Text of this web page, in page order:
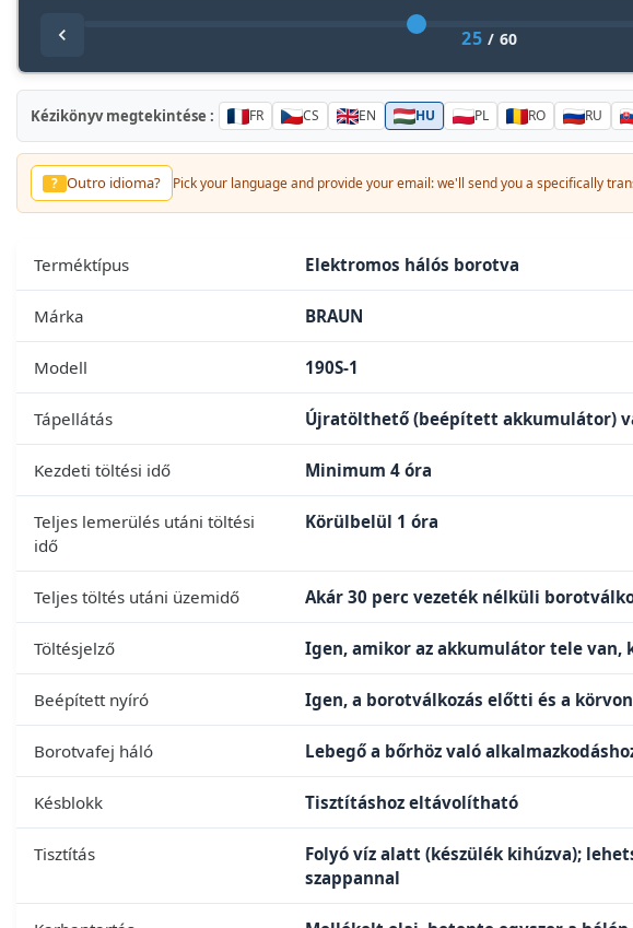
25 / 60
Kézikönyv megtekintése : FR CS EN HU PL RO RU
? Outro idioma? Pick your language and provide your email: we'll send you a specifically
Terméktípus Elektromos hálós borotva
Márka BRAUN
Modell 190S-1
Tápellátás Újratölthető (beépített akkumulátor)
Kezdeti töltési idő Minimum 4 óra
Teljes lemerülés utáni töltési
idő
Körülbelül 1 óra
Teljes töltés utáni üzemidő Akár 30 perc vezeték nélküli
Töltésjelző Igen, amikor az akkumulátor tele van,
Beépített nyíró Igen, a borotválkozás előtti és a
Borotvafej háló Lebegő a bőrhöz való
Késblokk Tisztításhoz eltávolítható
Tisztítás
Folyó víz alatt (készülék kihúzva);
szappannal